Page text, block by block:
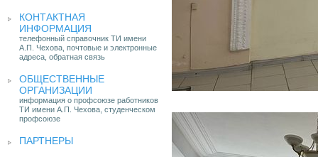
КОНТАКТНАЯ
ИНФОРМАЦИЯ
телефонный справочник ТИ имени
А.П. Чехова, почтовые и электронные
адреса, обратная связь
ОБЩЕСТВЕННЫЕ
ОРГАНИЗАЦИИ
информация о профсоюзе работников
ТИ имени А.П. Чехова, студенческом
профсоюзе
ПАРТНЕРЫ